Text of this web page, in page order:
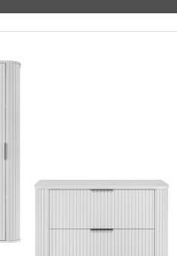
že Váš nábytok
sa predišlo
vďaka našim